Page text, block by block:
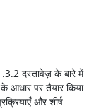
दस्तावेज़ के बारे में
आधार पर तैयार किया
और शीर्ष